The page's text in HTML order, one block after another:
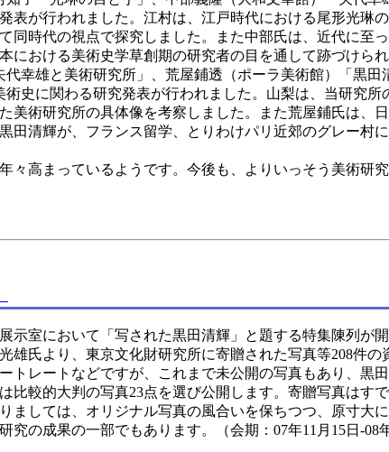
表が行われました。江村は、江戸時代における尾形光琳
同時代の視点で探究しました。また中部氏は、近代に至
における美術史学草創期の研究者の目を通して跡づけられ
幸雄と美術研究所」、荒屋鋪透（ポーラ美術館）「黒
史に関わる研究発表が行われました。山梨は、当研究
美術研究所の具体像を考察しました。また荒屋鋪氏は、
田清輝が、フランス留学、とりわけパリ近郊のグレー村
々高まっているようです。今後も、よりいっそう美術研
示室において「写された黒田清輝」と題する特集陳列が
雄氏より、東京文化財研究所に寄贈された写真等208件
トレートなどですが、これまで未公開の写真もあり、黒
比較的大判の写真23点を選び公開します。寄贈写真はす
ましては、オリジナル写真の風合いを保ちつつ、原寸
究の成果の一部でもあります。（会期：07年11月15日-08